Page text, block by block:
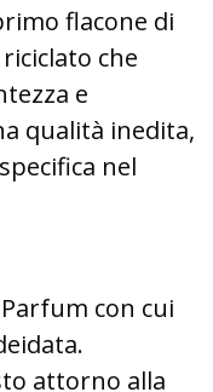
flacone di
che
e
qualità inedita,
nel
con cui
attorno alla